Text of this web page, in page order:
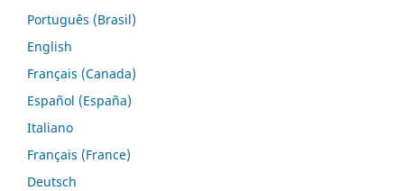
Português (Brasil)
English
Français (Canada)
Español (España)
Italiano
Français (France)
Deutsch